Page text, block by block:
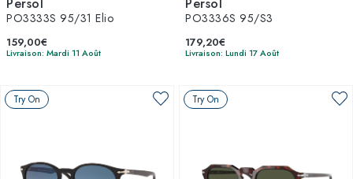
PO3333S 95/31 Elio
159,00€
Livraison: Mardi 11 Août
PO3336S 95/S3
179,20€
Livraison: Lundi 17 Août
Try On Try On